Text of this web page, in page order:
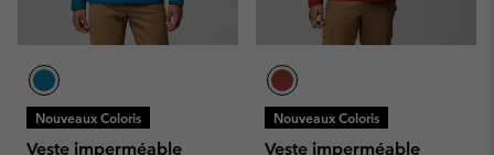
Nouveaux Coloris
Veste imperméable
Nouveaux Coloris
Veste imperméable